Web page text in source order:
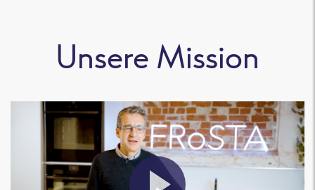
Unsere Mission